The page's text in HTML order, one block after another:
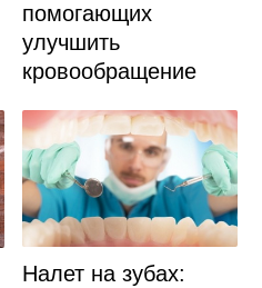
помогающих
улучшить
кровообращение
Налет на зубах: